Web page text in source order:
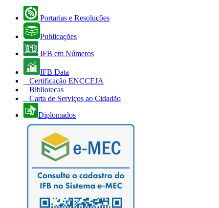
Portarias e Resoluções
Publicações
IFB em Números
IFB Data
Certificação ENCCEJA
Bibliotecas
Carta de Serviços ao Cidadão
Diplomados